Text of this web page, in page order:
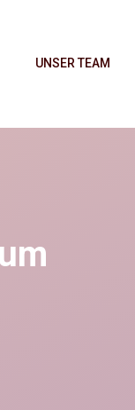
UNSER TEAM